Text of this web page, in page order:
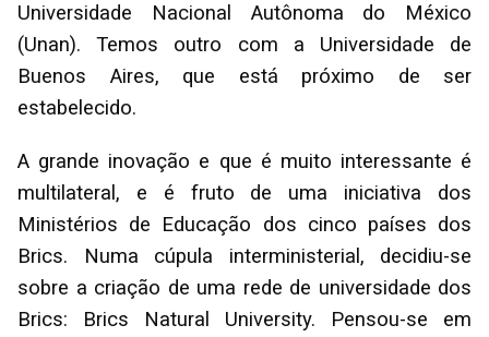
Universidade Nacional Autônoma do México
(Unan). Temos outro com a Universidade de
Buenos Aires, que está próximo de ser
estabelecido.
A grande inovação e que é muito interessante é
multilateral, e é fruto de uma iniciativa dos
Ministérios de Educação dos cinco países dos
Brics. Numa cúpula interministerial, decidiu-se
sobre a criação de uma rede de universidade dos
Brics: Brics Natural University. Pensou-se em